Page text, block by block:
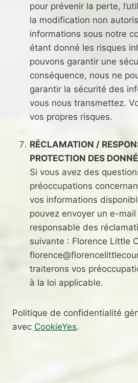
pour prévenir la perte,
la modification non
informations sous notre
étant donné les risques
pouvons garantir une
conséquence, nous ne
garantir la sécurité des
vous nous transmettez.
vos propres risques.
RÉCLAMATION /
PROTECTION DES
Si vous avez des
préoccupations
vos informations
pouvez envoyer un e-
responsable des
suivante : Florence Little
traiterons vos
à la loi applicable.
Politique de confidentialité
avec CookieYes.